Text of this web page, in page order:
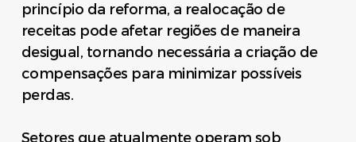
princípio da reforma, a realocação de
receitas pode afetar regiões de maneira
desigual, tornando necessária a criação de
compensações para minimizar possíveis
perdas.
Setores que atualmente operam sob